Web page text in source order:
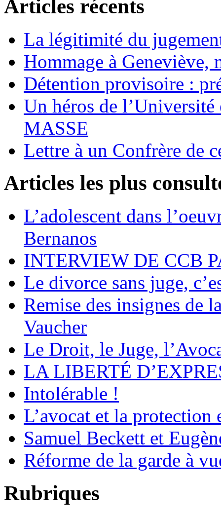
Articles récents
La légitimité du
Hommage à Geneviève,
Détention provisoire :
Un héros de
MASSE
Lettre à un Confrère de
Articles les plus
L’adolescent dans
Bernanos
INTERVIEW DE CCB
Le divorce sans juge,
Remise des insignes de
Vaucher
Le Droit, le Juge,
LA LIBERTÉ
Intolérable !
L’avocat et la
Samuel Beckett et
Réforme de la garde à
Rubriques